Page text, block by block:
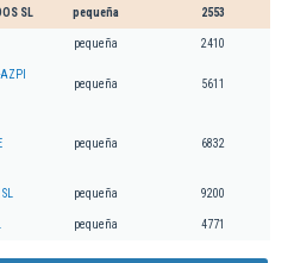
SL pequeña 2553
pequeña 2410
pequeña 5611
pequeña 6832
pequeña 9200
pequeña 4771